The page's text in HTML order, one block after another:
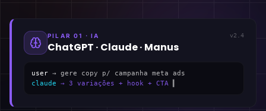
PILAR 01 · IA
ChatGPT · Claude · Manus
v2.4
user → gere copy p/ campanha meta ads
claude → 3 variações + hook + CTA